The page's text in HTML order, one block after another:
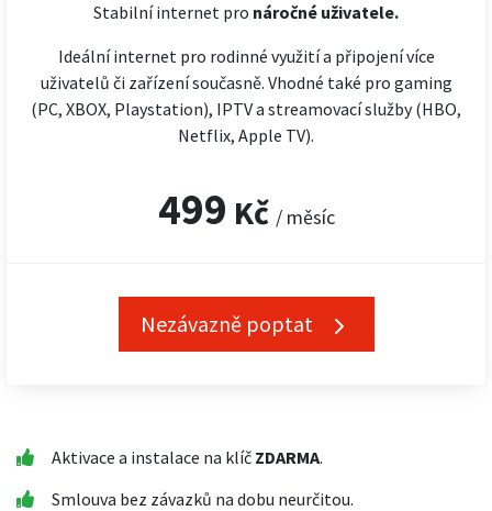
Stabilní internet pro náročné uživatele.
Ideální internet pro rodinné využití a připojení více
uživatelů či zařízení současně. Vhodné také pro gaming
(PC, XBOX, Playstation), IPTV a streamovací služby (HBO,
Netflix, Apple TV).
499 Kč / měsíc
Nezávazně poptat
Aktivace a instalace na klíč ZDARMA.
Smlouva bez závazků na dobu neurčitou.